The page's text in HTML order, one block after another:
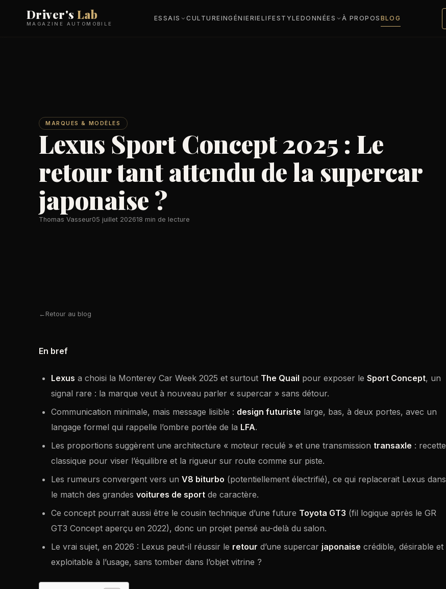
Driver'sLab
MAGAZINE AUTOMOBILE
ESSAIS CULTUREINGÉNIERIELIFESTYLEDONNÉES À PROPOS BLOG
MARQUES & MODÈLES
Lexus Sport Concept 2025 : Le
retour tant attendu de la supercar
japonaise ?
Thomas Vasseur05 juillet 202618 min de lecture
Retour au blog
En bref
Lexus a choisi la Monterey Car Week 2025 et surtout The Quail pour exposer le Sport Concept, un
signal rare : la marque veut à nouveau parler « supercar » sans détour.
Communication minimale, mais message lisible : design futuriste large, bas, à deux portes, avec un
langage formel qui rappelle l’ombre portée de la LFA.
Les proportions suggèrent une architecture « moteur reculé » et une transmission transaxle : recette
classique pour viser l’équilibre et la rigueur sur route comme sur piste.
Les rumeurs convergent vers un V8 biturbo (potentiellement électrifié), ce qui replacerait Lexus dans
le match des grandes voitures de sport de caractère.
Ce concept pourrait aussi être le cousin technique d’une future Toyota GT3 (fil logique après le GR
GT3 Concept aperçu en 2022), donc un projet pensé au-delà du salon.
Le vrai sujet, en 2026 : Lexus peut-il réussir le retour d’une supercar japonaise crédible, désirable et
exploitable à l’usage, sans tomber dans l’objet vitrine ?